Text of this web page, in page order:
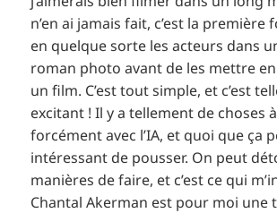
n’en ai jamais fait, c’est la première
en quelque sorte les acteurs dans
roman photo avant de les mettre
un film. C’est tout simple, et c’est
excitant ! Il y a tellement de choses
forcément avec l’IA, et quoi que ça
intéressant de pousser. On peut
manières de faire, et c’est ce qui
Chantal Akerman est pour moi une